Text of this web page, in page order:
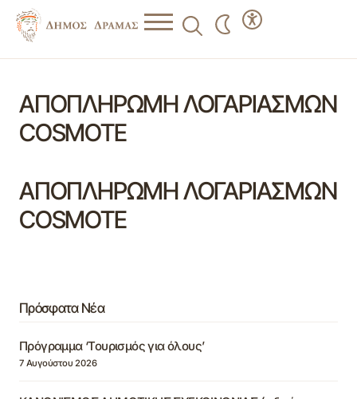
ΑΠΟΠΛΗΡΩΜΗ ΛΟΓΑΡΙΑΣΜΩΝ
COSMOTE
ΑΠΟΠΛΗΡΩΜΗ ΛΟΓΑΡΙΑΣΜΩΝ
COSMOTE
Πρόσφατα Νέα
Πρόγραμμα ‘Τουρισμός για όλους’
7 Αυγούστου 2026